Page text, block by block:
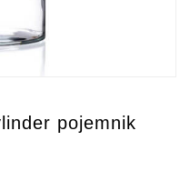
pojemnik